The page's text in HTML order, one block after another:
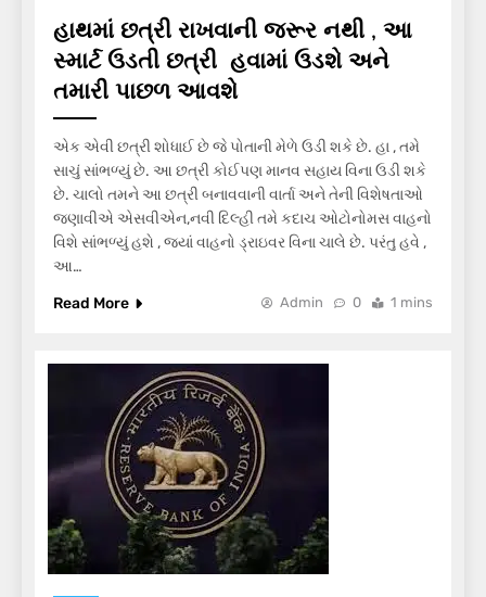
હાથમાં છત્રી રાખવાની જરૂર નથી , આ
સ્માર્ટ ઉડતી છત્રી હવામાં ઉડશે અને
તમારી પાછળ આવશે
એક એવી છત્રી શોધાઈ છે જે પોતાની મેળે ઉડી શકે છે. હા , તમે
સાચું સાંભળ્યું છે. આ છત્રી કોઈપણ માનવ સહાય વિના ઉડી શકે
છે. ચાલો તમને આ છત્રી બનાવવાની વાર્તા અને તેની વિશેષતાઓ
જણાવીએ એસવીએન,નવી દિલ્હી તમે કદાચ ઓટોનોમસ વાહનો
વિશે સાંભળ્યું હશે , જ્યાં વાહનો ડ્રાઇવર વિના ચાલે છે. પરંતુ હવે ,
આ…
Read More
Admin 0 1 mins